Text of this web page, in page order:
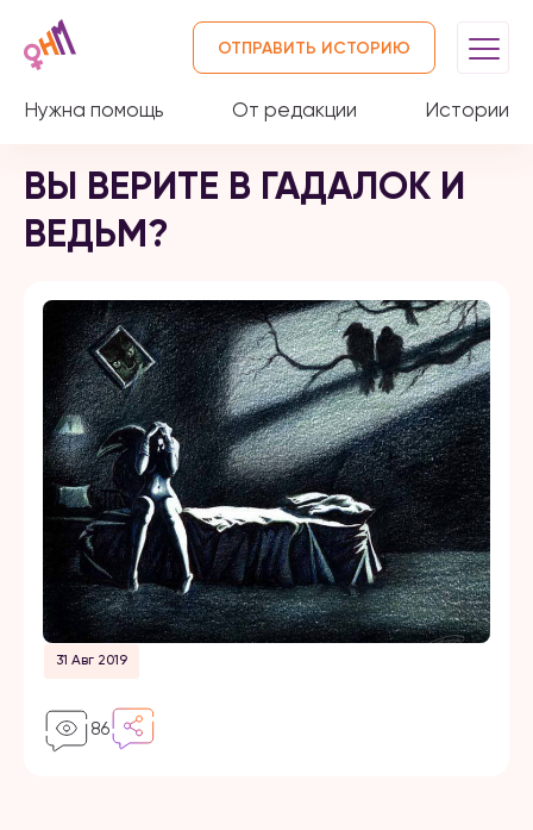
Нужна помощь От редакции Истории
ОТПРАВИТЬ ИСТОРИЮ
ВЫ ВЕРИТЕ В ГАДАЛОК И
ВЕДЬМ?
31 Авг 2019
86